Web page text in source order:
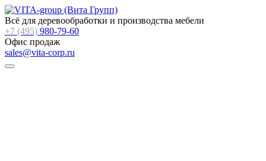
Всё для деревообработки и производства мебели
+7 (495) 980-79-60
Офис продаж
sales@vita-corp.ru